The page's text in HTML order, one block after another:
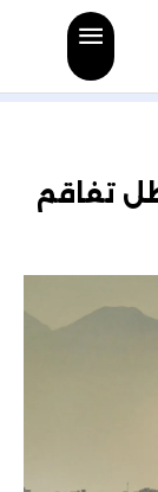
تفاقم